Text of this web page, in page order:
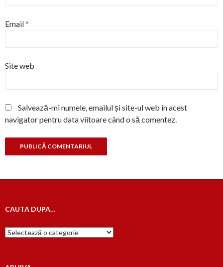
Email*
Site web
Salvează-mi numele, emailul și site-ul web în acest
navigator pentru data viitoare când o să comentez.
CAUTA DUPA…
Cauta
dupa…